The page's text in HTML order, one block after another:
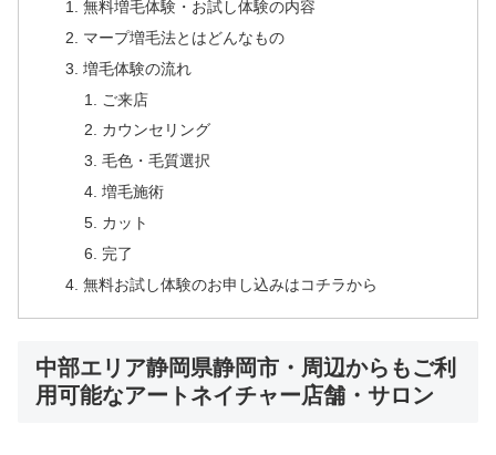
無料増毛体験・お試し体験の内容
マープ増毛法とはどんなもの
増毛体験の流れ
ご来店
カウンセリング
毛色・毛質選択
増毛施術
カット
完了
無料お試し体験のお申し込みはコチラから
中部エリア静岡県静岡市・周辺からもご利
用可能なアートネイチャー店舗・サロン